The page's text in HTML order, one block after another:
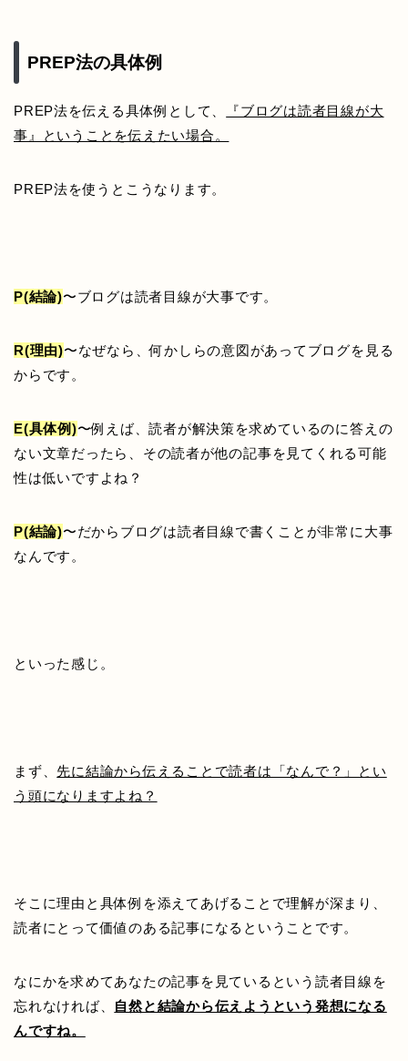
PREP法の具体例
PREP法を伝える具体例として、
『ブログは読者目線が大
事』ということを伝えたい場合。
PREP法を使うとこうなります。
P(結論)〜ブログは読者目線が大事です。
R(理由)〜なぜなら、何かしらの意図があってブログを見る
からです。
E(具体例)〜例えば、読者が解決策を求めているのに答えの
ない文章だったら、その読者が他の記事を見てくれる可能
性は低いですよね？
P(結論)〜だからブログは読者目線で書くことが非常に大事
なんです。
といった感じ。
まず、 先に結論から伝えることで読者は「なんで？」とい
う頭になりますよね？
そこに理由と具体例を添えてあげることで理解が深まり、
読者にとって価値のある記事になるということです。
なにかを求めてあなたの記事を見ているという読者目線を
忘れなければ、 自然と結論から伝えようという発想になる
んですね。